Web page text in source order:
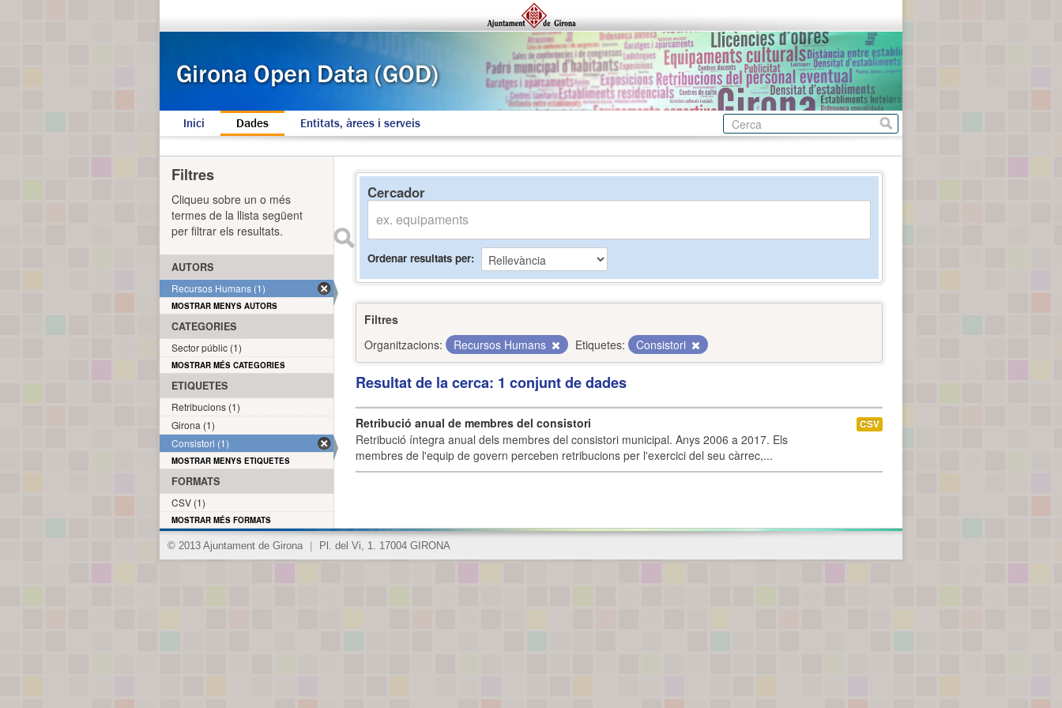
Inici Dades Entitats, àrees i serveis
Cercador
Ordenar resultats per
Filtres
Organitzacions:
Recursos Humans Etiquetes: Consistori
Resultat de la cerca: 1 conjunt de dades
Retribució anual de membres del consistori
Retribució íntegra anual dels membres del consistori municipal. Anys 2006 a 2017. Els
membres de l'equip de govern perceben retribucions per l'exercici del seu càrrec,...
CSV
Filtres
Cliqueu sobre un o més
termes de la llista següent
per filtrar els resultats.
AUTORS
Recursos Humans (1)
MOSTRAR MENYS AUTORS
CATEGORIES
Sector públic (1)
MOSTRAR MÉS CATEGORIES
ETIQUETES
Retribucions (1)
Girona (1)
Consistori (1)
MOSTRAR MENYS ETIQUETES
FORMATS
CSV (1)
MOSTRAR MÉS FORMATS
© 2013 Ajuntament de Girona Pl. del Vi, 1. 17004 GIRONA